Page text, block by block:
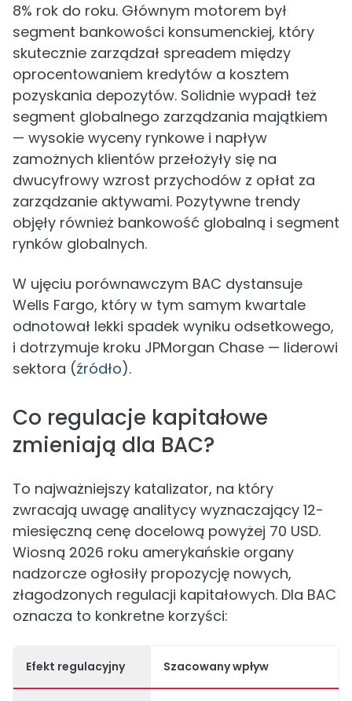
8% rok do roku. Głównym motorem był
segment bankowości konsumenckiej, który
skutecznie zarządzał spreadem między
oprocentowaniem kredytów a kosztem
pozyskania depozytów. Solidnie wypadł też
segment globalnego zarządzania majątkiem
— wysokie wyceny rynkowe i napływ
zamożnych klientów przełożyły się na
dwucyfrowy wzrost przychodów z opłat za
zarządzanie aktywami. Pozytywne trendy
objęły również bankowość globalną i segment
rynków globalnych.
W ujęciu porównawczym BAC dystansuje
Wells Fargo, który w tym samym kwartale
odnotował lekki spadek wyniku odsetkowego,
i dotrzymuje kroku JPMorgan Chase — liderowi
sektora (źródło).
Co regulacje kapitałowe
zmieniają dla BAC?
To najważniejszy katalizator, na który
zwracają uwagę analitycy wyznaczający 12-
miesięczną cenę docelową powyżej 70 USD.
Wiosną 2026 roku amerykańskie organy
nadzorcze ogłosiły propozycję nowych,
złagodzonych regulacji kapitałowych. Dla BAC
oznacza to konkretne korzyści:
Efekt regulacyjny Szacowany wpływ